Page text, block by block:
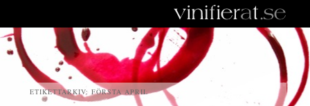
ETIKETTARKIV: FÖRSTA APRIL